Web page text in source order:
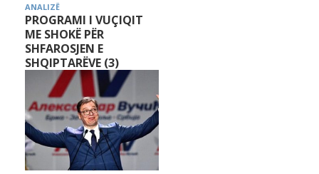
ANALIZË
PROGRAMI I VUÇIQIT
ME SHOKË PËR
SHFAROSJEN E
SHQIPTARËVE (3)